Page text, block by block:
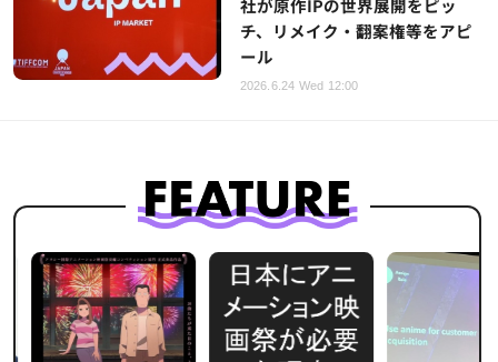
社が原作IPの世界展開をピッ
チ、リメイク・翻案権等をアピ
ール
2026.6.24 Wed 12:00